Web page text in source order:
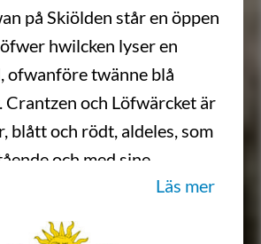
på Skiölden står en öppen
hwilcken lyser en
ofwanföre twänne blå
Crantzen och Löfwärcket är
blått och rödt, aldeles, som
och med sine
afmåhlade Wapen det
Läs mer